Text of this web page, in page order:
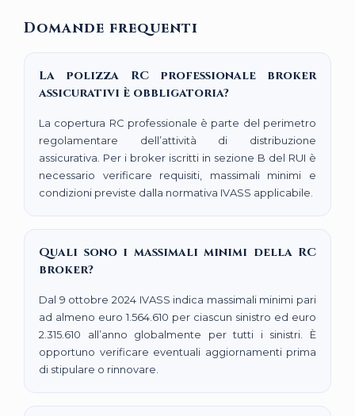
Domande frequenti
La polizza RC professionale broker
assicurativi è obbligatoria?
La copertura RC professionale è parte del perimetro
regolamentare dell’attività di distribuzione
assicurativa. Per i broker iscritti in sezione B del RUI è
necessario verificare requisiti, massimali minimi e
condizioni previste dalla normativa IVASS applicabile.
Quali sono i massimali minimi della RC
broker?
Dal 9 ottobre 2024 IVASS indica massimali minimi pari
ad almeno euro 1.564.610 per ciascun sinistro ed euro
2.315.610 all’anno globalmente per tutti i sinistri. È
opportuno verificare eventuali aggiornamenti prima
di stipulare o rinnovare.